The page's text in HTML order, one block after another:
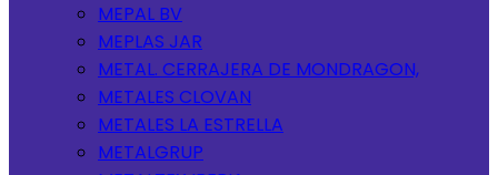
MEPAL BV
MEPLAS JAR
METAL. CERRAJERA DE MONDRAGON,
METALES CLOVAN
METALES LA ESTRELLA
METALGRUP